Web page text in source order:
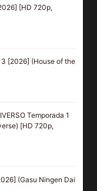
[HD 720p,
3 [2026] (House of the
Temporada 1
[HD 720p,
(Gasu Ningen Dai